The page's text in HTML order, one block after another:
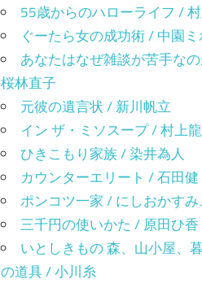
55歳からのハローライフ /
ぐーたら女の成功術 / 中園ミ
あなたはなぜ雑談が苦手な
桜林直子
元彼の遺言状 / 新川帆立
イン ザ・ミソスープ / 村上龍
ひきこもり家族 / 染井為人
カウンターエリート / 石田健
ポンコツ一家 / にしおかす
三千円の使いかた / 原田ひ香
いとしきもの 森、山小屋、
の道具 / 小川糸